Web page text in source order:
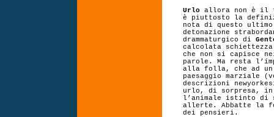
Urlo allora non è il
è piuttosto la
nota di questo
detonazione
drammaturgico di
calcolata
che non si capisce
parole. Ma resta
alla folla, che ad
paesaggio marziale
descrizioni
urlo, di sorpresa, in
l’animale istinto di
allerte. Abbatte la
dei pensieri.